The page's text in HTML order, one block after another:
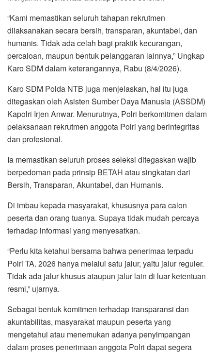
“Kami memastikan seluruh tahapan rekrutmen
dilaksanakan secara bersih, transparan, akuntabel, dan
humanis. Tidak ada celah bagi praktik kecurangan,
percaloan, maupun bentuk pelanggaran lainnya,” Ungkap
Karo SDM dalam keterangannya, Rabu (8/4/2026).
Karo SDM Polda NTB juga menjelaskan, hal itu juga
ditegaskan oleh Asisten Sumber Daya Manusia (ASSDM)
Kapolri Irjen Anwar. Menurutnya, Polri berkomitmen dalam
pelaksanaan rekrutmen anggota Polri yang berintegritas
dan profesional.
Ia memastikan seluruh proses seleksi ditegaskan wajib
berpedoman pada prinsip BETAH atau singkatan dari
Bersih, Transparan, Akuntabel, dan Humanis.
Di imbau kepada masyarakat, khususnya para calon
peserta dan orang tuanya. Supaya tidak mudah percaya
terhadap informasi yang menyesatkan.
“Perlu kita ketahui bersama bahwa penerimaa terpadu
Polri TA. 2026 hanya melalui satu jalur, yaitu jalur reguler.
Tidak ada jalur khusus ataupun jalur lain di luar ketentuan
resmi,” ujarnya.
Sebagai bentuk komitmen terhadap transparansi dan
akuntabilitas, masyarakat maupun peserta yang
mengetahui atau menemukan adanya penyimpangan
dalam proses penerimaan anggota Polri dapat segera